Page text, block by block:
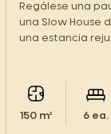
Regálese una
una Slow House
una estancia
150 m² 6 ea.